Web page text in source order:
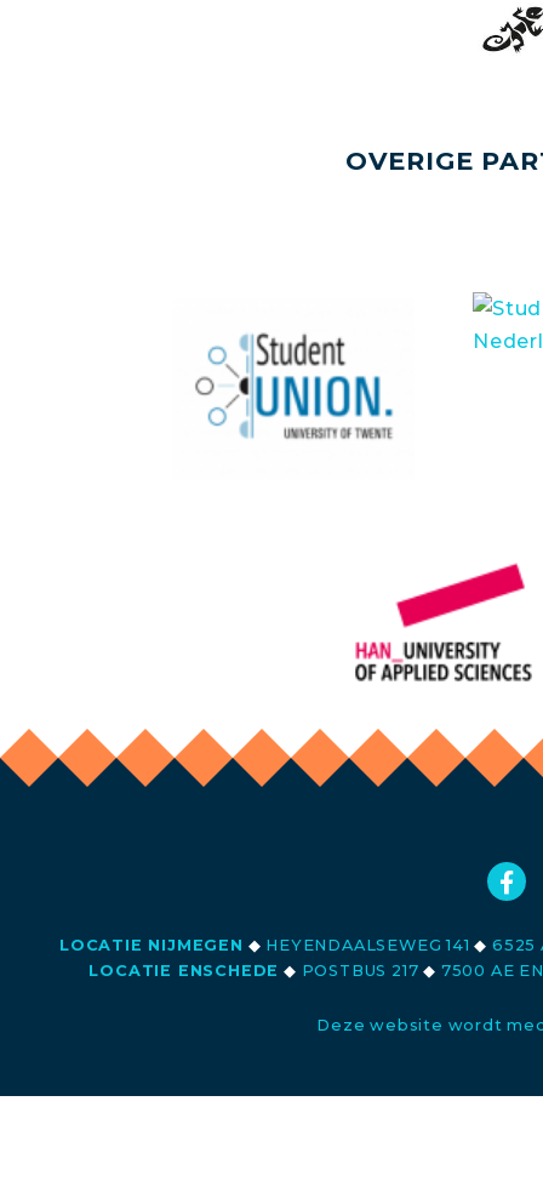
OVERIGE
LOCATIE NIJMEGEN ◆ HEYENDAALSEWEG 141◆ 6525
LOCATIE ENSCHEDE ◆ POSTBUS 217◆ 7500 AE
Deze website wordt